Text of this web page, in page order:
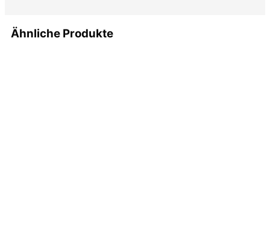
Ähnliche Produkte